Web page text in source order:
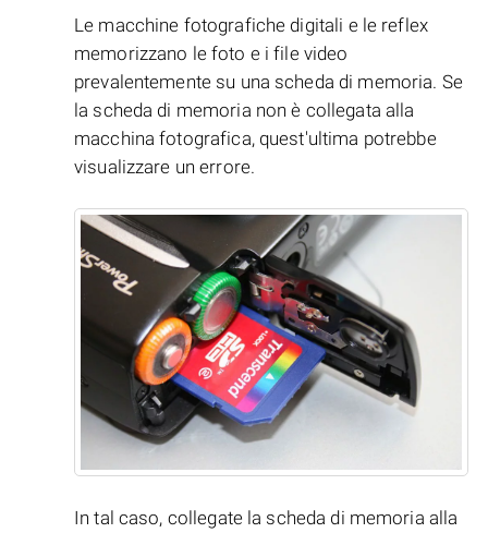
Le macchine fotografiche digitali e le reflex
memorizzano le foto e i file video
prevalentemente su una scheda di memoria. Se
la scheda di memoria non è collegata alla
macchina fotografica, quest'ultima potrebbe
visualizzare un errore.
In tal caso, collegate la scheda di memoria alla